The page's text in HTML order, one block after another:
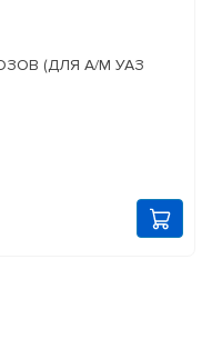
(ДЛЯ А/М УАЗ